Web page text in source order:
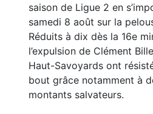
saison de Ligue 2 en
samedi 8 août sur la
Réduits à dix dès la 16e
l’expulsion de Clément
Haut-Savoyards ont
bout grâce notamment à
montants salvateurs.